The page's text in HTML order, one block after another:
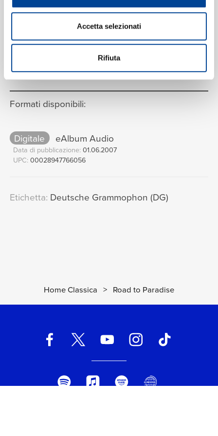
Accetta selezionati
Rifiuta
13 In paradisum
02:48
VEDI LA TRACKLIST COMPLETA
Formati disponibili:
Digitale eAlbum Audio
Data di pubblicazione: 01.06.2007
UPC: 00028947766056
Etichetta: Deutsche Grammophon (DG)
Home Classica > Road to Paradise